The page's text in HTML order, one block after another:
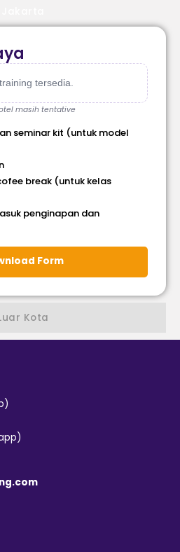
Kota
tersedia.
masih tentative
seminar kit (untuk model
break (untuk kelas
penginapan dan
Form